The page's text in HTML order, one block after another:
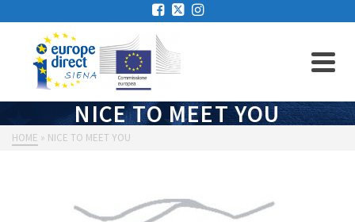
NICE TO MEET YOU
HOME » NICE TO MEET YOU